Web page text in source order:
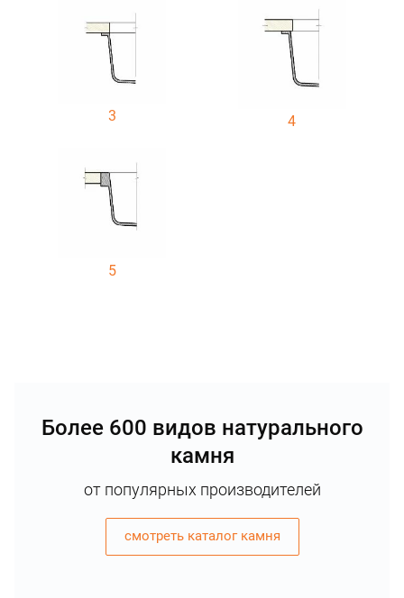
3 4
5
Более 600 видов натурального
камня
от популярных производителей
смотреть каталог камня